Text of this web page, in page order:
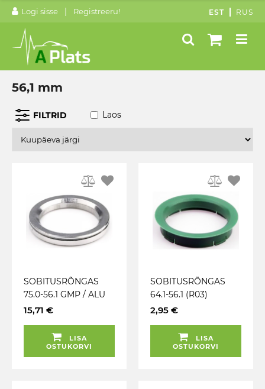
Logi sisse | Registreeru! EST RUS
56,1 mm
FILTRID Laos
SOBITUSRÕNGAS
75.0-56.1 GMP / ALU
15,71 €
LISA
OSTUKORVI
SOBITUSRÕNGAS
64.1-56.1 (R03)
ROHELINE. 1TK
2,95 €
LISA
OSTUKORVI